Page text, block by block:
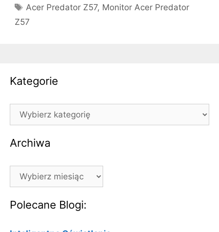
Tagi
Acer Predator Z57, Monitor Acer Predator
Z57
Kategorie
Kategorie
Archiwa
Archiwa
Polecane Blogi: